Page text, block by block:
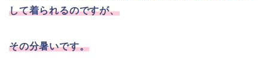
して着られるのですが、
その分暑いです。